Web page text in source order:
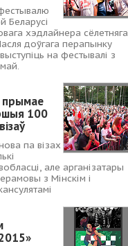
Беларусі
хэдлайнера сёлетняга
доўгага перапынку
на фестывалі з
прымае
100
па візах
але арганізатары
з Мінскім і